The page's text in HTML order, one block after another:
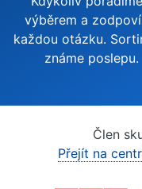
výběrem a
každou otázku.
známe poslepu.
Člen
Přejít na